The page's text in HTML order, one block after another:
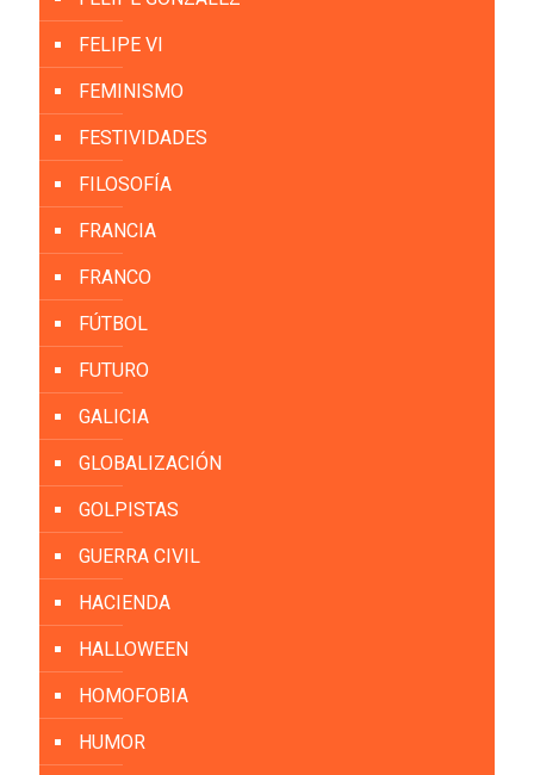
FELIPE VI
FEMINISMO
FESTIVIDADES
FILOSOFÍA
FRANCIA
FRANCO
FÚTBOL
FUTURO
GALICIA
GLOBALIZACIÓN
GOLPISTAS
GUERRA CIVIL
HACIENDA
HALLOWEEN
HOMOFOBIA
HUMOR